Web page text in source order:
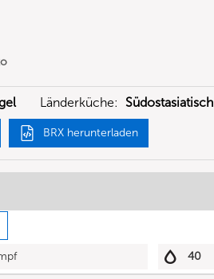
Länderküche: Südostasiatisch
BRX herunterladen
40